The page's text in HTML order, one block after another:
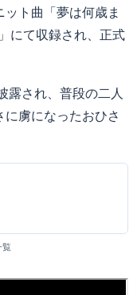
ト曲「夢は何歳ま
にて収録され、正式
露され、普段の二人
虜になったおひさ
覧